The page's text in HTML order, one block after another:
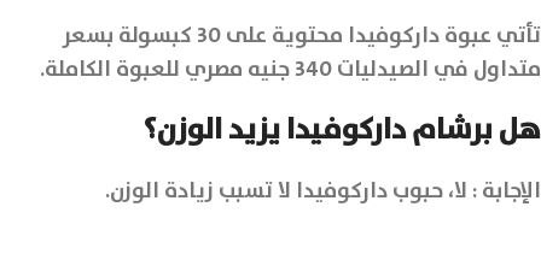
تأتي عبوة داركوفيدا محتوية على 30 كبسولة بسعر
متداول في الصيدليات 340 جنيه مصري للعبوة الكاملة.
هل برشام داركوفيدا يزيد الوزن؟
الإجابة : لا، حبوب داركوفيدا لا تسبب زيادة الوزن.